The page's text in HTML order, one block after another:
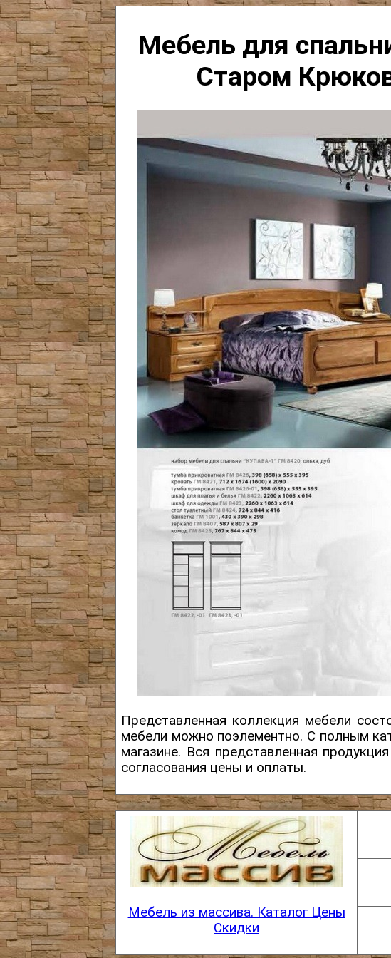
Мебель для
Старом
Представленная коллекция мебели
мебели можно поэлементно. С полным
магазине. Вся представленная
согласования цены и оплаты.
Мебель из массива. Каталог Цены
Скидки